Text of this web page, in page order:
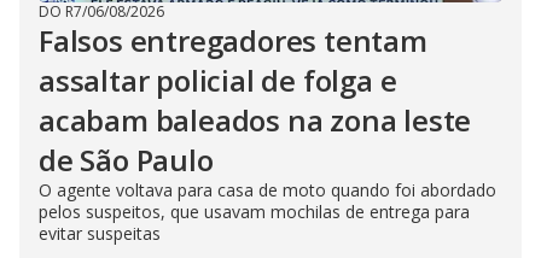
DO R7/06/08/2026
Falsos entregadores tentam
assaltar policial de folga e
acabam baleados na zona leste
de São Paulo
O agente voltava para casa de moto quando foi abordado
pelos suspeitos, que usavam mochilas de entrega para
evitar suspeitas